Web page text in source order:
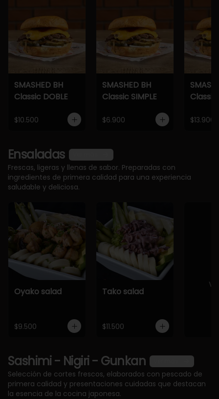
SMASHED BH
Classic DOBLE
$10.500
SMASHED BH
Classic SIMPLE
$6.900
Classic
$13.900
Ensaladas
Frescas, ligeras y llenas de sabor. Preparadas con
ingredientes de primera calidad para una experiencia
saludable y deliciosa.
Oyako salad
$9.500
Tako salad
$11.500
Sashimi - Nigiri - Gunkan
Selección de cortes frescos, elaborados con pescado de
primera calidad y presentaciones cuidadas que destacan
la esencia de la cocina japonesa.